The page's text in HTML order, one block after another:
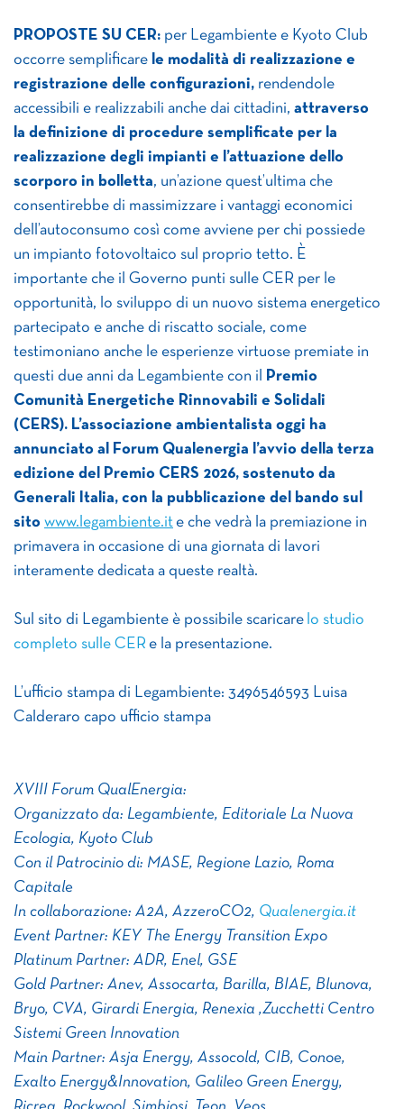
PROPOSTE SU CER: per Legambiente e Kyoto Club
occorre semplificare le modalità di realizzazione e
registrazione delle configurazioni, rendendole
accessibili e realizzabili anche dai cittadini, attraverso
la definizione di procedure semplificate per la
realizzazione degli impianti e l’attuazione dello
scorporo in bolletta, un’azione quest’ultima che
consentirebbe di massimizzare i vantaggi economici
dell’autoconsumo così come avviene per chi possiede
un impianto fotovoltaico sul proprio tetto. È
importante che il Governo punti sulle CER per le
opportunità, lo sviluppo di un nuovo sistema energetico
partecipato e anche di riscatto sociale, come
testimoniano anche le esperienze virtuose premiate in
questi due anni da Legambiente con il
Premio
Comunità Energetiche Rinnovabili e Solidali
(CERS). L’associazione ambientalista oggi ha
annunciato al Forum Qualenergia l’avvio della terza
edizione del Premio CERS 2026, sostenuto da
Generali Italia, con la pubblicazione del bando sul
sito www.legambiente.ite che vedrà la premiazione in
primavera in occasione di una giornata di lavori
interamente dedicata a queste realtà.
Sul sito di Legambiente è possibile scaricare lo studio
completo sulle CER e la presentazione.
L’ufficio stampa di Legambiente: 3496546593 Luisa
Calderaro capo ufficio stampa
XVIII Forum QualEnergia:
Organizzato da: Legambiente, Editoriale La Nuova
Ecologia, Kyoto Club
Con il Patrocinio di: MASE, Regione Lazio, Roma
Capitale
In collaborazione: A2A, AzzeroCO2, Qualenergia.it
Event Partner: KEY The Energy Transition Expo
Platinum Partner: ADR, Enel, GSE
Gold Partner: Anev, Assocarta, Barilla, BIAE, Blunova,
Bryo, CVA, Girardi Energia, Renexia ,Zucchetti Centro
Sistemi Green Innovation
Main Partner: Asja Energy, Assocold, CIB, Conoe,
Exalto Energy&Innovation, Galileo Green Energy,